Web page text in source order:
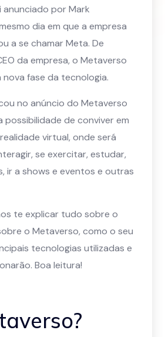
por Mark
dia em que a empresa
a se chamar Meta. De
da empresa, o Metaverso
fase da tecnologia.
no anúncio do Metaverso
possibilidade de conviver em
virtual, onde será
se exercitar, estudar,
ir a shows e eventos e outras
te explicar tudo sobre o
o Metaverso, como o seu
tecnologias utilizadas e
Boa leitura!